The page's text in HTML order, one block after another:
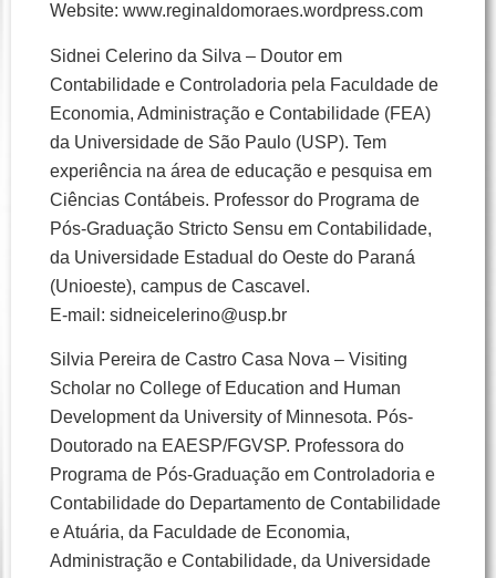
Website: www.reginaldomoraes.wordpress.com
Sidnei Celerino da Silva – Doutor em
Contabilidade e Controladoria pela Faculdade de
Economia, Administração e Contabilidade (FEA)
da Universidade de São Paulo (USP). Tem
experiência na área de educação e pesquisa em
Ciências Contábeis. Professor do Programa de
Pós-Graduação Stricto Sensu em Contabilidade,
da Universidade Estadual do Oeste do Paraná
(Unioeste), campus de Cascavel.
E-mail: sidneicelerino@usp.br
Silvia Pereira de Castro Casa Nova – Visiting
Scholar no College of Education and Human
Development da University of Minnesota. Pós-
Doutorado na EAESP/FGVSP. Professora do
Programa de Pós-Graduação em Controladoria e
Contabilidade do Departamento de Contabilidade
e Atuária, da Faculdade de Economia,
Administração e Contabilidade, da Universidade